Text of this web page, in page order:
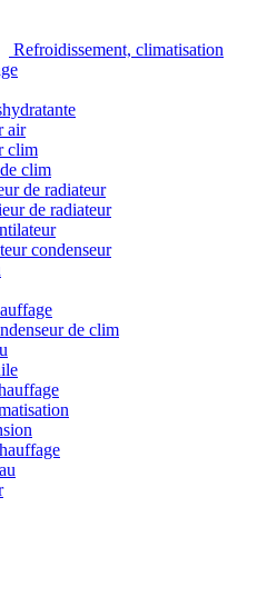
Refroidissement, climatisation
air
clim
clim
de radiateur
de radiateur
condenseur
de clim